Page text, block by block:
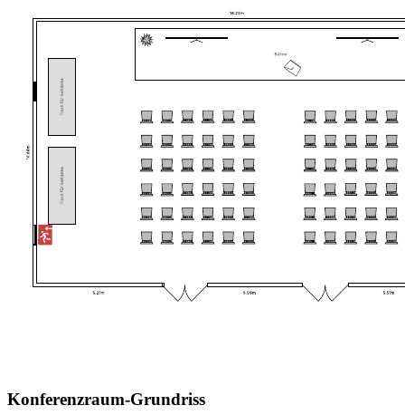
Konferenzraum-Grundriss